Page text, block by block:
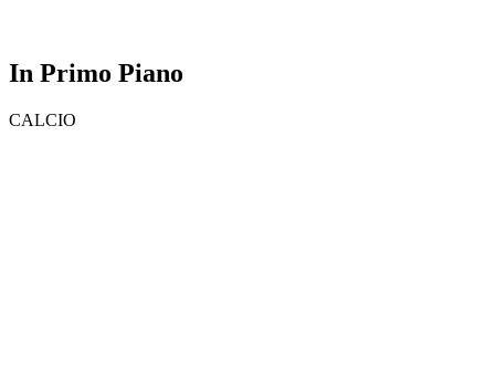
In Primo Piano
CALCIO